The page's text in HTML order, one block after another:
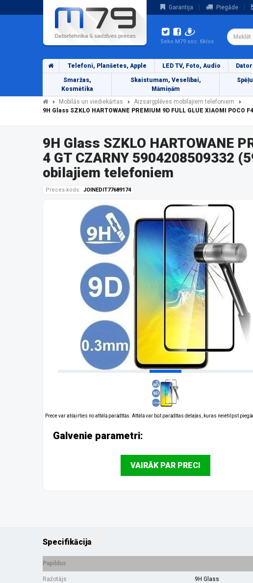
Garantija Piegāde
Seko M79 soc. tīklos
Telefoni, Planšetes, Apple LED TV, Foto, Audio
Smaržas,
Kosmētika
Skaistumam, Veselībai,
Māmiņām
Mobilās un viediekārtas
Aizsargplēves mobilajiem telefoniem
9H Glass SZKLO HARTOWANE PREMIUM 9D FULL GLUE XIAOMI
9H Glass SZKLO HARTOWANE
4 GT CZARNY 5904208509332
obilajiem telefoniem
Preces kods: JOINEDIT77689174
Prece var atšķirties no attēlā parādītās. Attēlā var būt parādītas detaļas, kuras neietilpst
Galvenie parametri:
VAIRĀK PAR PRECI
Specifikācija
Papildus
Ražotājs 9H Glass